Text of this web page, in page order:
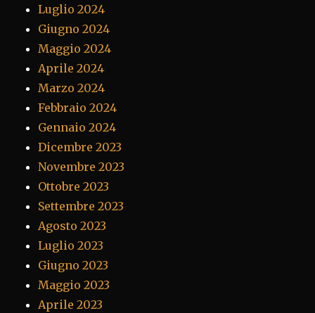
Luglio 2024
Giugno 2024
Maggio 2024
Aprile 2024
Marzo 2024
Febbraio 2024
Gennaio 2024
Dicembre 2023
Novembre 2023
Ottobre 2023
Settembre 2023
Agosto 2023
Luglio 2023
Giugno 2023
Maggio 2023
Aprile 2023